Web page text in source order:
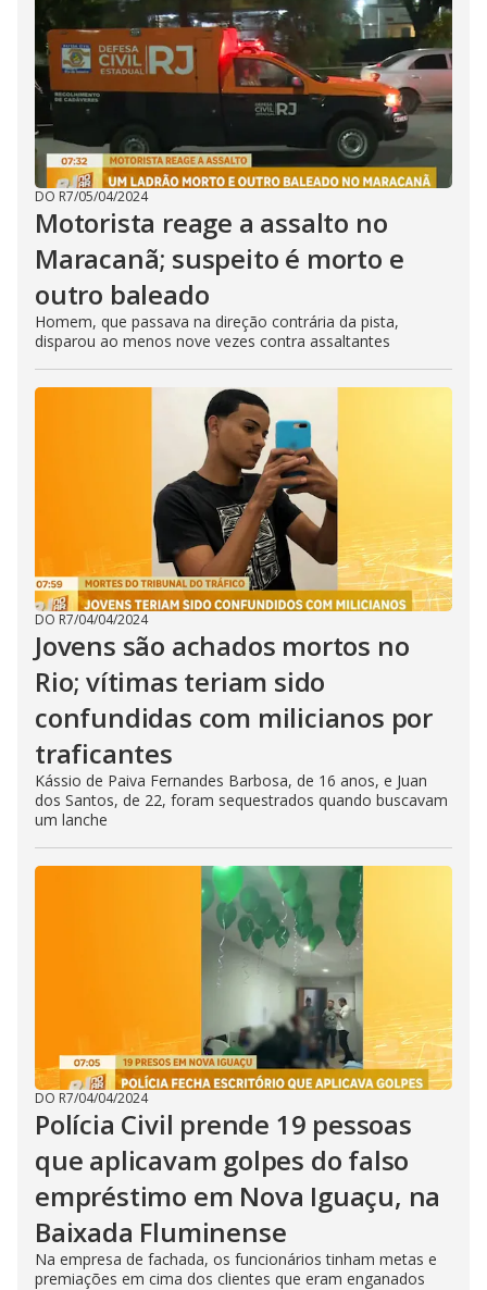
DO R7/05/04/2024
Motorista reage a assalto no
Maracanã; suspeito é morto e
outro baleado
Homem, que passava na direção contrária da pista,
disparou ao menos nove vezes contra assaltantes
DO R7/04/04/2024
Jovens são achados mortos no
Rio; vítimas teriam sido
confundidas com milicianos por
traficantes
Kássio de Paiva Fernandes Barbosa, de 16 anos, e Juan
dos Santos, de 22, foram sequestrados quando buscavam
um lanche
DO R7/04/04/2024
Polícia Civil prende 19 pessoas
que aplicavam golpes do falso
empréstimo em Nova Iguaçu, na
Baixada Fluminense
Na empresa de fachada, os funcionários tinham metas e
premiações em cima dos clientes que eram enganados